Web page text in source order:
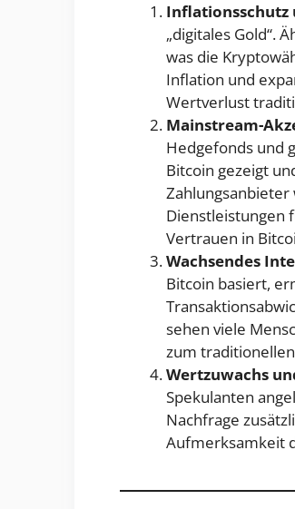
Inflationsschutz
„digitales Gold“.
was die
Inflation und
Wertverlust
Mainstream-
Hedgefonds und
Bitcoin gezeigt
Zahlungsanbieter
Dienstleistungen
Vertrauen in
Wachsendes
Bitcoin basiert,
sehen viele
zum
Wertzuwachs
Spekulanten
Nachfrage
Aufmerksamkeit